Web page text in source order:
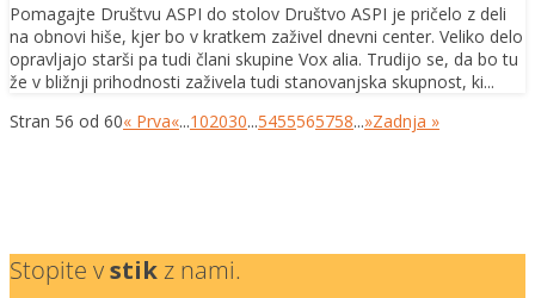
Pomagajte Društvu ASPI do stolov Društvo ASPI je pričelo z deli
na obnovi hiše, kjer bo v kratkem zaživel dnevni center. Veliko delo
opravljajo starši pa tudi člani skupine Vox alia. Trudijo se, da bo tu
že v bližnji prihodnosti zaživela tudi stanovanjska skupnost, ki...
Stran 56 od 60« Prva«...102030...5455565758...»Zadnja »
Stopite vstikz nami.